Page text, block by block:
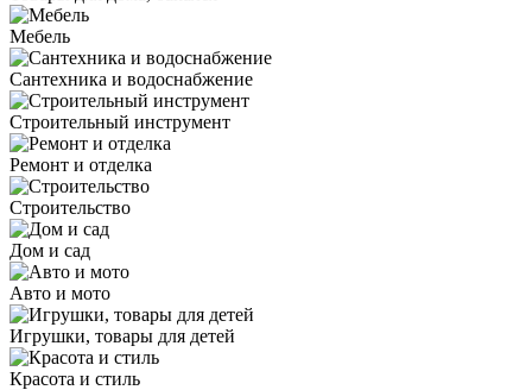
Мебель
Сантехника и водоснабжение
Строительный инструмент
Ремонт и отделка
Строительство
Дом и сад
Авто и мото
Игрушки, товары для детей
Красота и стиль